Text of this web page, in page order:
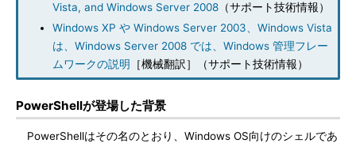
Vista, and Windows Server 2008 （サポート技術情報）
Windows XP や Windows Server 2003、Windows Vista
は、Windows Server 2008 では、Windows 管理フレー
ムワークの説明
［機械翻訳］（サポート技術情報）
PowerShellが登場した背景
PowerShellはその名のとおり、Windows OS向けのシェルであ